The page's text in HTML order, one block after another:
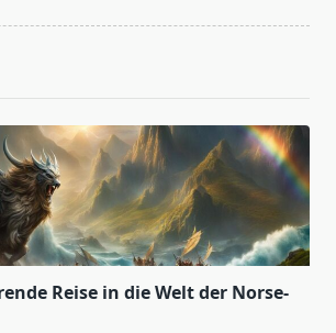
Reise in die Welt der Norse-